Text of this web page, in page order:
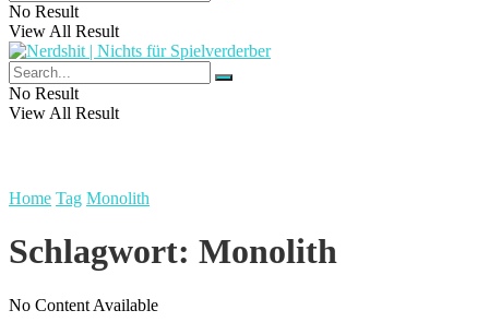
No Result
View All Result
No Result
View All Result
Home Tag Monolith
Schlagwort: Monolith
No Content Available